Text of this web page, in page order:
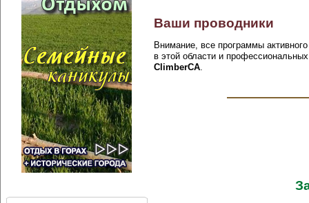
Ваши проводники
Внимание, все программы
в этой области и
ClimberCA